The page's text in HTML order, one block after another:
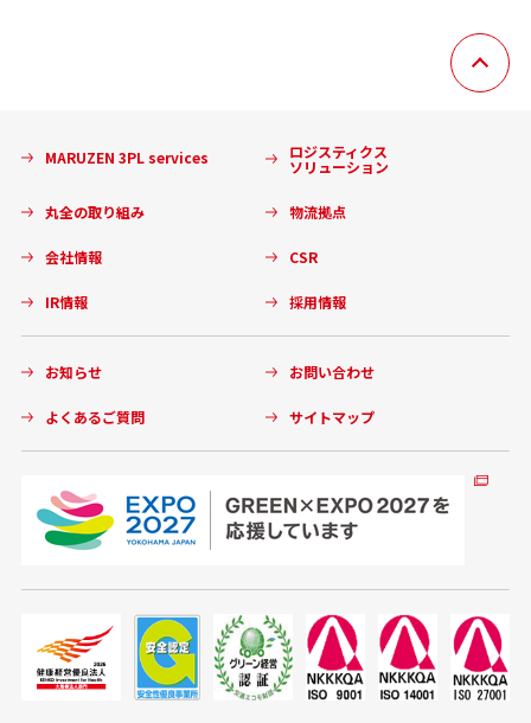
MARUZEN 3PL services ロジスティクス
ソリューション
丸全の取り組み 物流拠点
会社情報 CSR
IR情報 採用情報
お知らせ お問い合わせ
よくあるご質問 サイトマップ